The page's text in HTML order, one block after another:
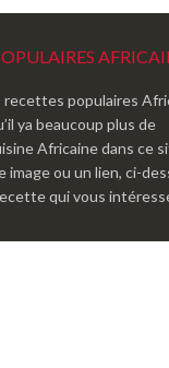
recettes populaires
ya beaucoup plus de
Africaine dans ce
image ou un lien, ci-
qui vous